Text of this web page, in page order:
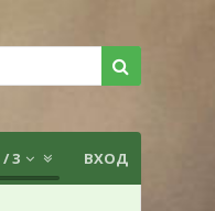
/3 ВХОД